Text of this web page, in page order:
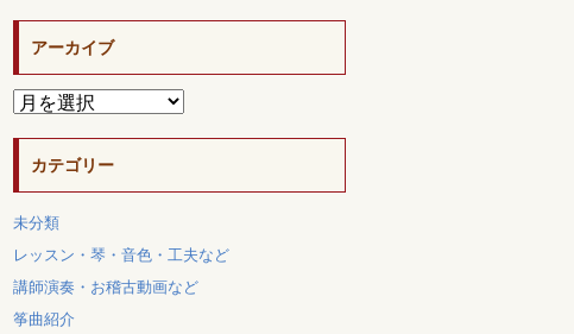
アーカイブ
カテゴリー
未分類
レッスン・琴・音色・工夫など
講師演奏・お稽古動画など
筝曲紹介